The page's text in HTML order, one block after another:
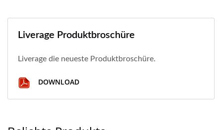
Liverage Produktbroschüre
Liverage die neueste Produktbroschüre.
DOWNLOAD